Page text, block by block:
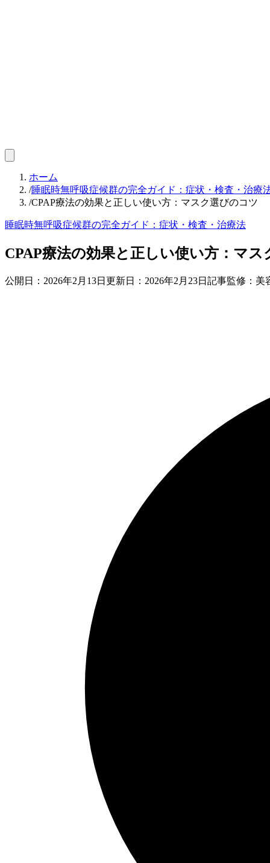
ホーム
/睡眠時無呼吸症候群の完全ガイド：症状・検査・治療
/CPAP療法の効果と正しい使い方：マスク選びのコツ
睡眠時無呼吸症候群の完全ガイド：症状・検査・治療法
CPAP療法の効果と正しい使い方：マス
公開日： 2026年2月13日 更新日： 2026年2月23日 記事監修：美